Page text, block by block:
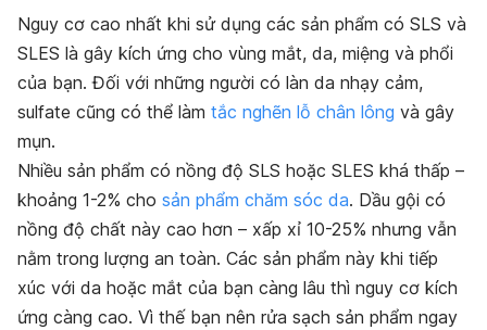
Nguy cơ cao nhất khi sử dụng các sản phẩm có SLS và
SLES là gây kích ứng cho vùng mắt, da, miệng và phổi
của bạn. Đối với những người có làn da nhạy cảm,
sulfate cũng có thể làm tắc nghẽn lỗ chân lông và gây
mụn.
Nhiều sản phẩm có nồng độ SLS hoặc SLES khá thấp –
khoảng 1-2% cho sản phẩm chăm sóc da. Dầu gội có
nồng độ chất này cao hơn – xấp xỉ 10-25% nhưng vẫn
nằm trong lượng an toàn. Các sản phẩm này khi tiếp
xúc với da hoặc mắt của bạn càng lâu thì nguy cơ kích
ứng càng cao. Vì thế bạn nên rửa sạch sản phẩm ngay